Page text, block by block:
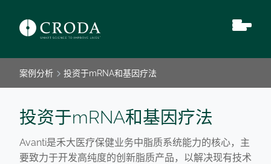
案例分析 投资于mRNA和基因疗法
投资于mRNA和基因疗法
Avanti是禾大医疗保健业务中脂质系统能力的核心，主
要致力于开发高纯度的创新脂质产品，以解决现有技术